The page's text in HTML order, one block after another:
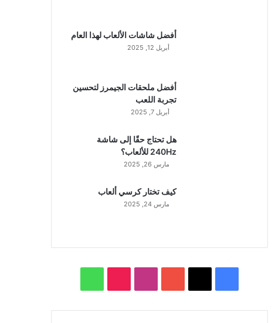
أفضل شاشات الألعاب لهذا العام
أبريل 12, 2025
أفضل ملحقات الجيمرز لتحسين
تجربة اللعب
أبريل 7, 2025
هل تحتاج حقًا إلى شاشة
240Hz للألعاب؟
مارس 26, 2025
كيف تختار كرسي ألعاب
مارس 24, 2025